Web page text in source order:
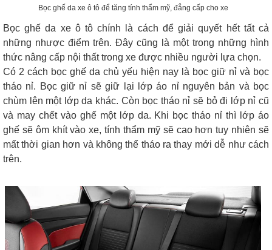
Bọc ghế da xe ô tô để tăng tính thẩm mỹ, đẳng cấp cho xe
Bọc ghế da xe ô tô chính là cách để giải quyết hết tất cả
những nhược điểm trên. Đây cũng là một trong những hình
thức nâng cấp nội thất trong xe được nhiều người lựa chọn.
Có 2 cách bọc ghế da chủ yếu hiện nay là bọc giữ nỉ và bọc
tháo nỉ. Bọc giữ nỉ sẽ giữ lại lớp áo nỉ nguyên bản và bọc
chùm lên một lớp da khác. Còn bọc tháo nỉ sẽ bỏ đi lớp nỉ cũ
và may chết vào ghế một lớp da. Khi bọc tháo nỉ thì lớp áo
ghế sẽ ôm khít vào xe, tính thẩm mỹ sẽ cao hơn tuy nhiên sẽ
mất thời gian hơn và không thể tháo ra thay mới dễ như cách
trên.